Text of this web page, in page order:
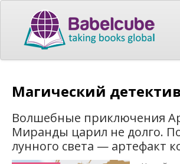
Магический детектив
Волшебные приключения
Миранды царил не долго.
лунного света — артефакт